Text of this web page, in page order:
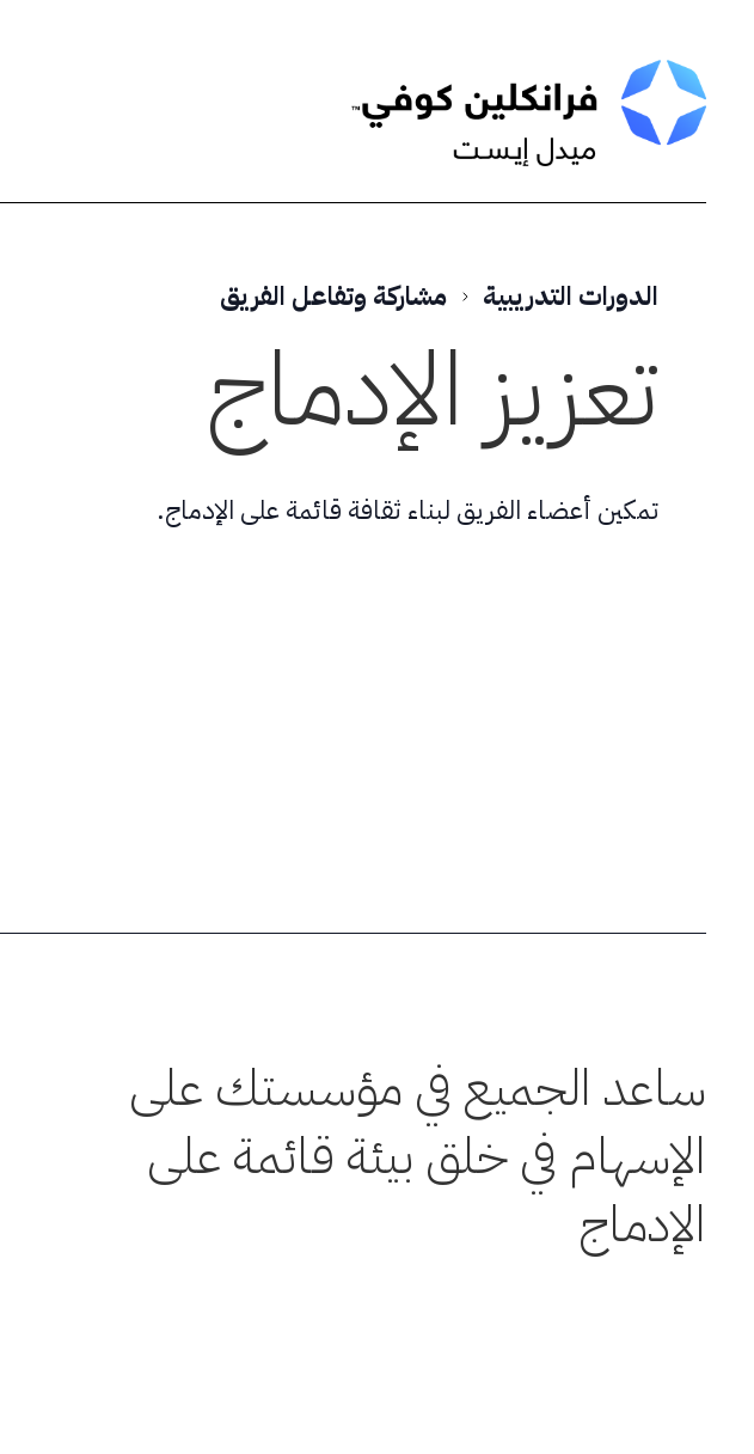
to
content
الدورات التدريبية مشاركة وتفاعل الفريق
تعزيز الإدماج
تمكين أعضاء الفريق لبناء ثقافة قائمة على الإدماج.
ساعد الجميع في مؤسستك على
الإسهام في خلق بيئة قائمة على
الإدماج